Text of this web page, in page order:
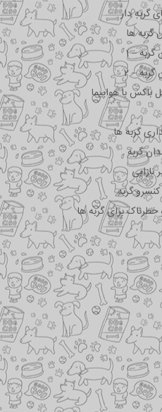
گربه دار
گربه ها
– 1
– 2
باکس با هواپیما
گربه ها
گربه
نازایی
گربه
برای گربه ها